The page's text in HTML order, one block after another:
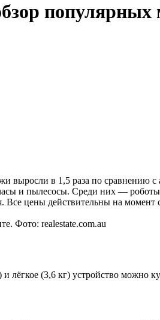
популярных
выросли в 1,5 раза по сравнению
и пылесосы. Среди них —
цены действительны на момент
Фото: realestate.com.au
лёгкое (3,6 кг) устройство можно